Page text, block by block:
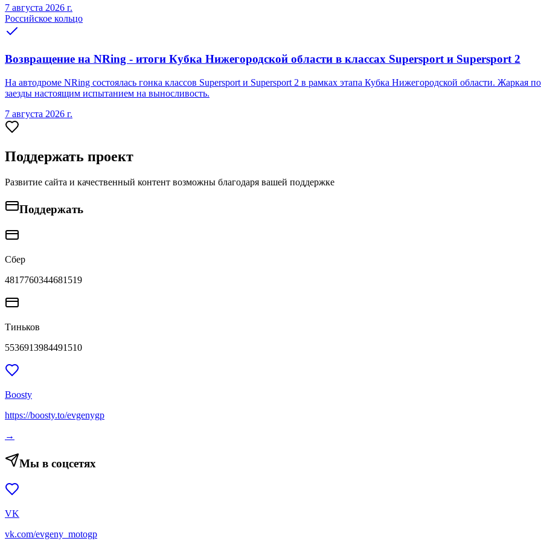
7 августа 2026 г.
Российское кольцо
Возвращение на NRing - итоги Кубка Нижегородской области в классах Supersport и Supersport 2
На автодроме NRing состоялась гонка классов Supersport и Supersport 2 в рамках этапа Кубка Нижегородской области. Жаркая
заезды настоящим испытанием на выносливость.
7 августа 2026 г.
Поддержать проект
Развитие сайта и качественный контент возможны благодаря вашей поддержке
Поддержать
Сбер
4817760344681519
Тиньков
5536913984491510
Boosty
https://boosty.to/evgenygp
→
Мы в соцсетях
VK
vk.com/evgeny_motogp